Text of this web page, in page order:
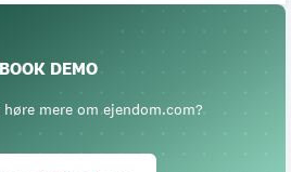
BOOK DEMO
mere om ejendom.com?